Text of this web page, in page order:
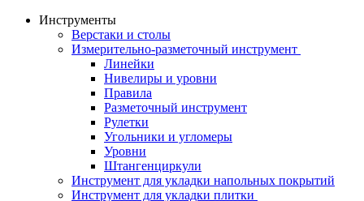
Инструменты
Верстаки и столы
Измерительно-разметочный инструмент
Линейки
Нивелиры и уровни
Правила
Разметочный инструмент
Рулетки
Угольники и угломеры
Уровни
Штангенциркули
Инструмент для укладки напольных покрытий
Инструмент для укладки плитки